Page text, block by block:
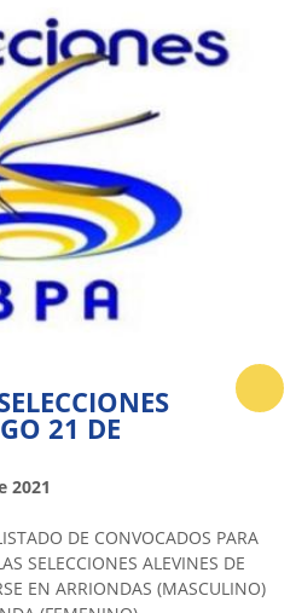
21 DE
2021
DE CONVOCADOS PARA
SELECCIONES ALEVINES DE
EN ARRIONDAS (MASCULINO)